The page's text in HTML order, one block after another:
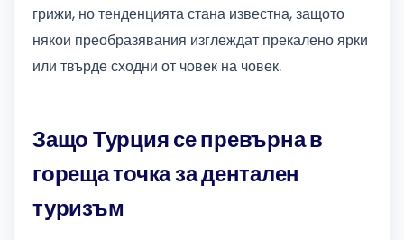
грижи, но тенденцията стана известна, защото
някои преобразявания изглеждат прекалено ярки
или твърде сходни от човек на човек.
Защо Турция се превърна в
гореща точка за дентален
туризъм